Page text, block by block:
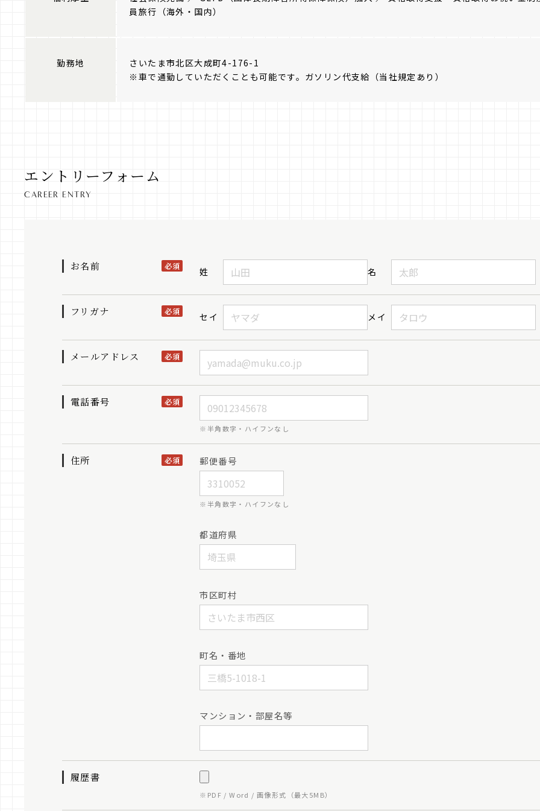
員旅行（海外・国内）
勤務地
さいたま市北区大成町4-176-1
※車で通勤していただくことも可能です。ガソリン代支給（当社規定あり）
エントリーフォーム
CAREER ENTRY
お名前 必須 姓 名
フリガナ 必須 セイ メイ
メールアドレス 必須
電話番号 必須
※半角数字・ハイフンなし
住所 必須 郵便番号
※半角数字・ハイフンなし
都道府県
市区町村
町名・番地
マンション・部屋名等
履歴書
※PDF / Word / 画像形式（最大5MB）